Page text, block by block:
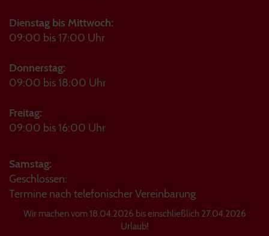
Dienstag bis Mittwoch:
09:00 bis 17:00 Uhr
Donnerstag:
09:00 bis 18:00 Uhr
Freitag:
09:00 bis 16:00 Uhr
Samstag:
Geschlossen:
Termine nach telefonischer Vereinbarung
Wir machen vom 18.04.2026 bis einschließlich 27.04.2026
Urlaub!